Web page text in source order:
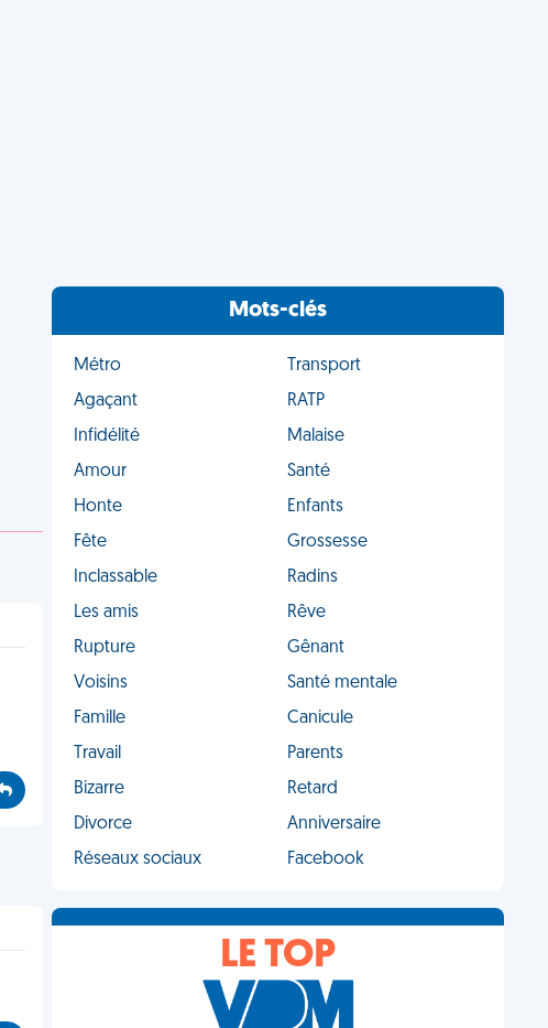
Mots-clés
Métro
Transport
Agaçant
RATP
Infidélité
Malaise
Amour
Santé
Honte
Enfants
Fête
Grossesse
Inclassable
Radins
Les amis
Rêve
Rupture
Gênant
Voisins
Santé mentale
Famille
Canicule
Travail
Parents
Bizarre
Retard
Divorce
Anniversaire
Réseaux sociaux
Facebook
LE TOP